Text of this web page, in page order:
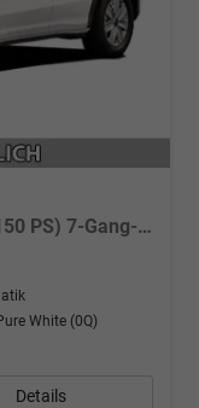
R-Line (R-Line) 1.5 eTSI 110kW (150 PS) 7-Gang-DSG
White (0Q)
Details